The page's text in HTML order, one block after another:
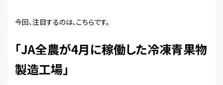
今回、注目するのは、こちらです。
「JA全農が4月に稼働した冷凍青果物
製造工場」